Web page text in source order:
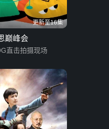
更新至16集
巅峰会
直击拍摄现场